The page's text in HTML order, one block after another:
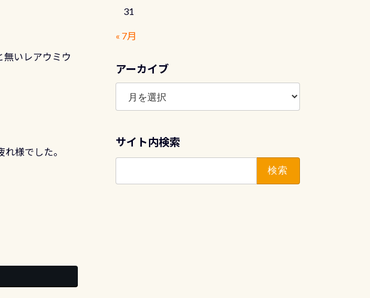
無いレアウミウ
様でした。
31
« 7月
アーカイブ
ア
カ
ブ
サイト内検索